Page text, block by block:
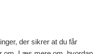
der sikrer at du får